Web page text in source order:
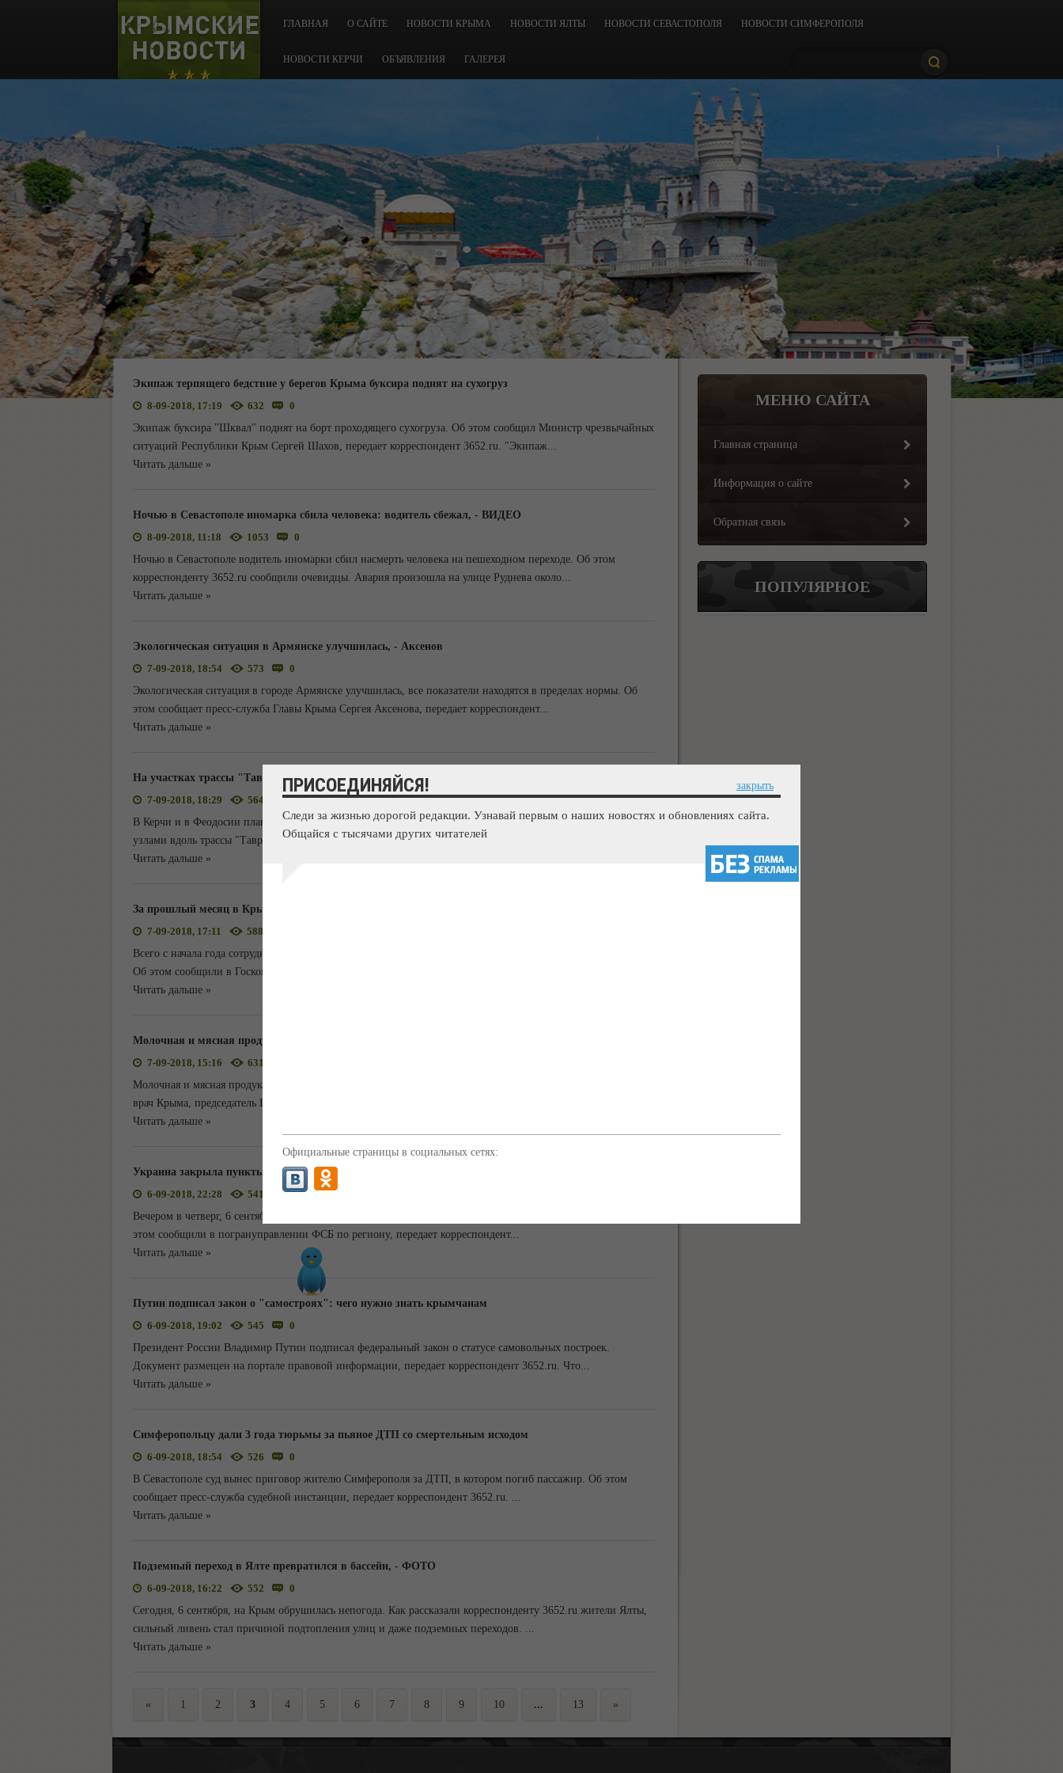
КРЫМСКИЕ
НОВОСТИ
ГЛАВНАЯ О САЙТЕ НОВОСТИ КРЫМА НОВОСТИ ЯЛТЫ НОВОСТИ СЕВАСТОПОЛЯ НОВОСТИ СИМФЕРОПОЛЯ
НОВОСТИ КЕРЧИ ОБЪЯВЛЕНИЯ ГАЛЕРЕЯ
Экипаж терпящего бедствие у берегов Крыма буксира поднят на сухогруз
8-09-2018, 17:19
632
0
Экипаж буксира "Шквал" поднят на борт проходящего сухогруза. Об этом сообщил Министр чрезвычайных
ситуаций Республики Крым Сергей Шахов, передает корреспондент 3652.ru. "Экипаж...
Читать дальше »
Ночью в Севастополе иномарка сбила человека: водитель сбежал, - ВИДЕО
8-09-2018, 11:18
1053
0
Ночью в Севастополе водитель иномарки сбил насмерть человека на пешеходном переходе. Об этом
корреспонденту 3652.ru сообщили очевидцы. Авария произошла на улице Руднева около...
Читать дальше »
Экологическая ситуация в Армянске улучшилась, - Аксенов
7-09-2018, 18:54
573
0
Экологическая ситуация в городе Армянске улучшилась, все показатели находятся в пределах нормы. Об
этом сообщает пресс-служба Главы Крыма Сергея Аксенова, передает корреспондент...
Читать дальше »
На участках трассы "Таврида" построят новые автовокзалы
7-09-2018, 18:29
564
0
В Керчи и в Феодосии планируют построить автовокзалы, которые станут транспортно-пересадочными
узлами вдоль трассы "Таврида". Об этом сообщили в пресс-службе ГУП "Крымавтотранс",
Читать дальше »
За прошлый месяц в Крыму отремонтировали 210 тыс квадратных метров дорог
7-09-2018, 17:11
588
Всего с начала года сотрудниками Крымавтодора отремонтировано около 700 000 м2 дорожного полотна.
Об этом сообщили в Госкомитете дорожного хозяйства, передает корреспондент
Читать дальше »
Молочная и мясная продукция Армянска безопасна для здоровья, - Госкомветеринарии РК
7-09-2018, 15:16
631
Молочная и мясная продукция Армянска безопасна для здоровья. Об этом сообщил Главный ветеринарный
врач Крыма, председатель Государственного комитета ветеринарии Республики Крым
Читать дальше »
Украина закрыла пункты пропуска на границе с Крымом из-за ситуации в Армянске, - ФОТО
6-09-2018, 22:28
541
0
Вечером в четверг, 6 сентября, Украина закрыла два из трех пунктов пропуска на границе с Крымом. Об
этом сообщили в погрануправлении ФСБ по региону, передает корреспондент...
Читать дальше »
Путин подписал закон о "самостроях": чего нужно знать крымчанам
6-09-2018, 19:02
545
0
Президент России Владимир Путин подписал федеральный закон о статусе самовольных построек.
Документ размещен на портале правовой информации, передает корреспондент 3652.ru. Что...
Читать дальше »
Симферопольцу дали 3 года тюрьмы за пьяное ДТП со смертельным исходом
6-09-2018, 18:54
526
0
В Севастополе суд вынес приговор жителю Симферополя за ДТП, в котором погиб пассажир. Об этом
сообщает пресс-служба судебной инстанции, передает корреспондент 3652.ru. ...
Читать дальше »
Подземный переход в Ялте превратился в бассейн, - ФОТО
6-09-2018, 16:22
552
0
Сегодня, 6 сентября, на Крым обрушилась непогода. Как рассказали корреспонденту 3652.ru жители Ялты,
сильный ливень стал причиной подтопления улиц и даже подземных переходов. ...
Читать дальше »
« 1 2 3 4 5 6 7 8 9 10 ... 13 »
МЕНЮ САЙТА
Главная страница
Информация о сайте
Обратная связь
ПОПУЛЯРНОЕ
ПРИСОЕДИНЯЙСЯ! закрыть
Следи за жизнью дорогой редакции. Узнавай первым о наших новостях и обновлениях сайта.
Общайся с тысячами других читателей
Официальные страницы в социальных сетях: